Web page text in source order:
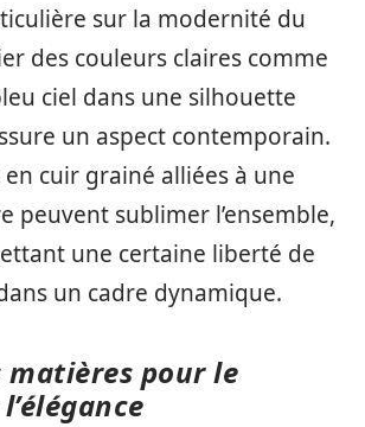
sur la modernité du
des couleurs claires comme
ciel dans une silhouette
un aspect contemporain.
en cuir grainé alliées à une
peuvent sublimer l’ensemble,
une certaine liberté de
un cadre dynamique.
matières pour le